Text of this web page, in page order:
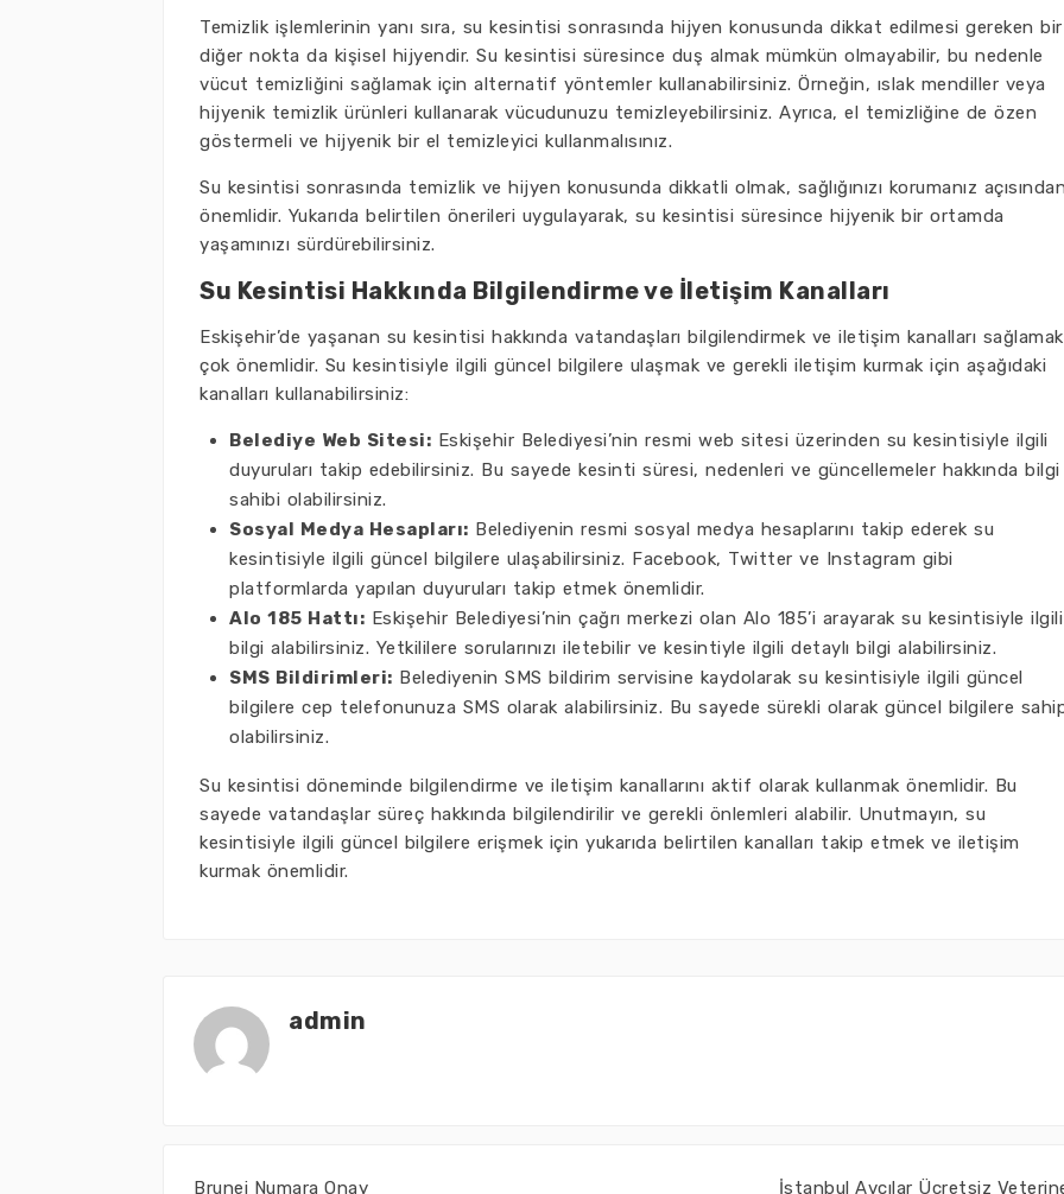
Temizlik işlemlerinin yanı sıra, su kesintisi sonrasında hijyen konusunda dikkat edilmesi gereken bir
diğer nokta da kişisel hijyendir. Su kesintisi süresince duş almak mümkün olmayabilir, bu nedenle
vücut temizliğini sağlamak için alternatif yöntemler kullanabilirsiniz. Örneğin, ıslak mendiller veya
hijyenik temizlik ürünleri kullanarak vücudunuzu temizleyebilirsiniz. Ayrıca, el temizliğine de özen
göstermeli ve hijyenik bir el temizleyici kullanmalısınız.
Su kesintisi sonrasında temizlik ve hijyen konusunda dikkatli olmak, sağlığınızı korumanız
önemlidir. Yukarıda belirtilen önerileri uygulayarak, su kesintisi süresince hijyenik bir ortamda
yaşamınızı sürdürebilirsiniz.
Su Kesintisi Hakkında Bilgilendirme ve İletişim Kanalları
Eskişehir’de yaşanan su kesintisi hakkında vatandaşları bilgilendirmek ve iletişim kanalları sağlamak
çok önemlidir. Su kesintisiyle ilgili güncel bilgilere ulaşmak ve gerekli iletişim kurmak için aşağıdaki
kanalları kullanabilirsiniz:
Belediye Web Sitesi: Eskişehir Belediyesi’nin resmi web sitesi üzerinden su kesintisiyle ilgili
duyuruları takip edebilirsiniz. Bu sayede kesinti süresi, nedenleri ve güncellemeler hakkında bilgi
sahibi olabilirsiniz.
Sosyal Medya Hesapları: Belediyenin resmi sosyal medya hesaplarını takip ederek su
kesintisiyle ilgili güncel bilgilere ulaşabilirsiniz. Facebook, Twitter ve Instagram gibi
platformlarda yapılan duyuruları takip etmek önemlidir.
Alo 185 Hattı: Eskişehir Belediyesi’nin çağrı merkezi olan Alo 185’i arayarak su kesintisiyle ilgili
bilgi alabilirsiniz. Yetkililere sorularınızı iletebilir ve kesintiyle ilgili detaylı bilgi alabilirsiniz.
SMS Bildirimleri: Belediyenin SMS bildirim servisine kaydolarak su kesintisiyle ilgili güncel
bilgilere cep telefonunuza SMS olarak alabilirsiniz. Bu sayede sürekli olarak güncel bilgilere
olabilirsiniz.
Su kesintisi döneminde bilgilendirme ve iletişim kanallarını aktif olarak kullanmak önemlidir. Bu
sayede vatandaşlar süreç hakkında bilgilendirilir ve gerekli önlemleri alabilir. Unutmayın, su
kesintisiyle ilgili güncel bilgilere erişmek için yukarıda belirtilen kanalları takip etmek ve iletişim
kurmak önemlidir.
admin
Brunei Numara Onay İstanbul Avcılar Ücretsiz